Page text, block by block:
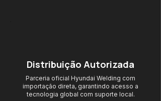
Distribuição Autorizada
Parceria oficial Hyundai Welding com
importação direta, garantindo acesso a
tecnologia global com suporte local.